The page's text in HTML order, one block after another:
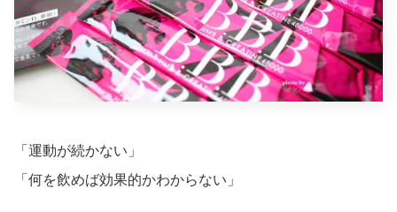
「運動が続かない」
「何を飲めば効果的かわからない」